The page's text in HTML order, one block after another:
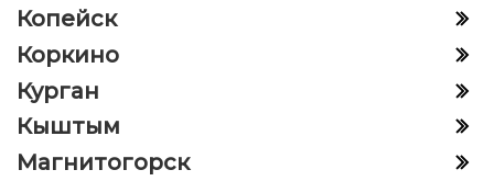
Копейск
Коркино
Курган
Кыштым
Магнитогорск